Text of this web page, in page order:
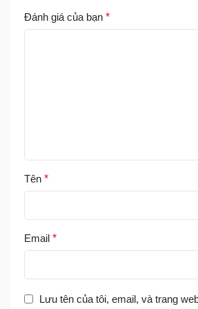
Đánh giá của bạn *
Tên *
Email *
Lưu tên của tôi, email, và trang